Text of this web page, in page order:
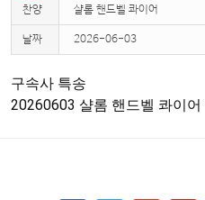
찬양 샬롬 핸드벨 콰이어
날짜 2026-06-03
구속사 특송
20260603 샬롬 핸드벨 콰이어